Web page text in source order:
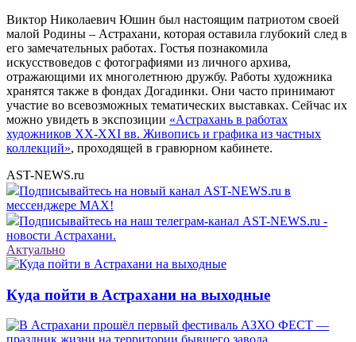
Виктор Николаевич Юшин был настоящим патриотом своей
малой Родины – Астрахани, которая оставила глубокий след в
его замечательных работах. Гостья познакомила
искусствоведов с фотографиями из личного архива,
отражающими их многолетнюю дружбу. Работы художника
хранятся также в фондах Догадинки. Они часто принимают
участие во всевозможных тематических выставках. Сейчас их
можно увидеть в экспозиции «Астрахань в работах
художников XX-XXI вв. Живопись и графика из частных
коллекций», проходящей в гравюрном кабинете.
AST-NEWS.ru
Подписывайтесь на новый канал AST-NEWS.ru в
мессенджере MAX!
Подписывайтесь на наш телеграм-канал AST-NEWS.ru -
новости Астрахани.
Актуально
Куда пойти в Астрахани на выходные